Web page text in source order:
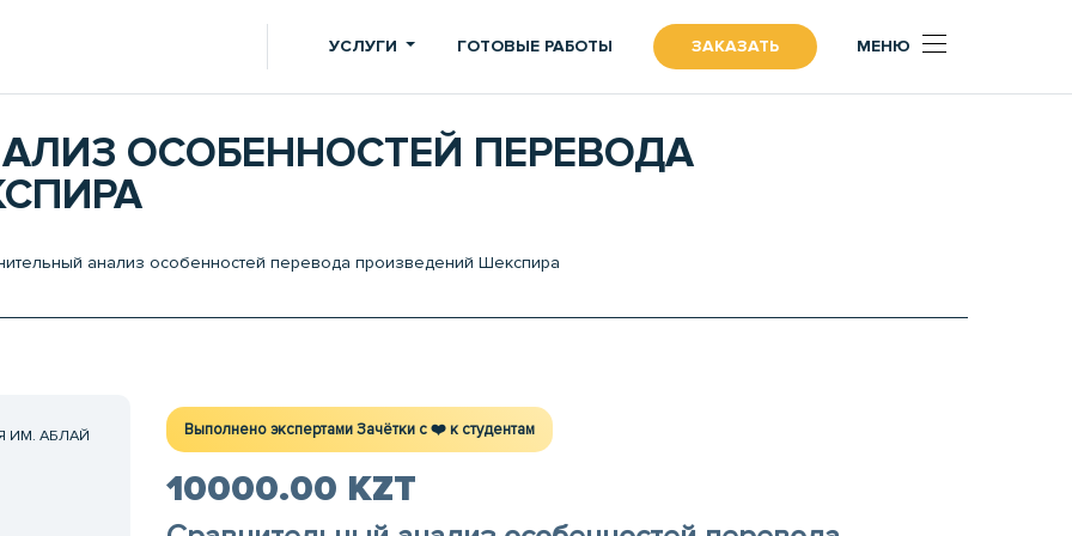
УСЛУГИ ГОТОВЫЕ РАБОТЫ ЗАКАЗАТЬ МЕНЮ
ОСОБЕННОСТЕЙ ПЕРЕВОДА
анализ особенностей перевода произведений Шекспира
ИМ. АБЛАЙ Выполнено экспертами Зачётки c ❤️ к студентам
10000.00 KZT